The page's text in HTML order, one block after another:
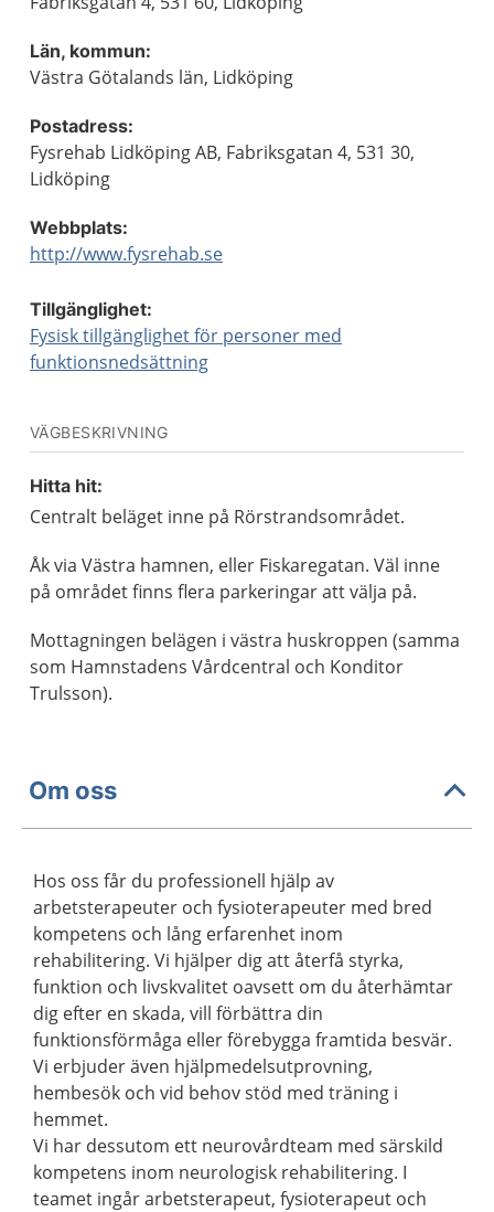
Län, kommun:
Västra Götalands län, Lidköping
Postadress:
Fysrehab Lidköping AB, Fabriksgatan 4, 531 30,
Lidköping
Webbplats:
http://www.fysrehab.se
Tillgänglighet:
Fysisk tillgänglighet för personer med
funktionsnedsättning
VÄGBESKRIVNING
Hitta hit:
Centralt beläget inne på Rörstrandsområdet.
Åk via Västra hamnen, eller Fiskaregatan. Väl inne
på området finns flera parkeringar att välja på.
Mottagningen belägen i västra huskroppen (samma
som Hamnstadens Vårdcentral och Konditor
Trulsson).
Om oss
Hos oss får du professionell hjälp av
arbetsterapeuter och fysioterapeuter med bred
kompetens och lång erfarenhet inom
rehabilitering. Vi hjälper dig att återfå styrka,
funktion och livskvalitet oavsett om du återhämtar
dig efter en skada, vill förbättra din
funktionsförmåga eller förebygga framtida besvär.
Vi erbjuder även hjälpmedelsutprovning,
hembesök och vid behov stöd med träning i
hemmet.
Vi har dessutom ett neurovårdteam med särskild
kompetens inom neurologisk rehabilitering. I
teamet ingår arbetsterapeut, fysioterapeut och